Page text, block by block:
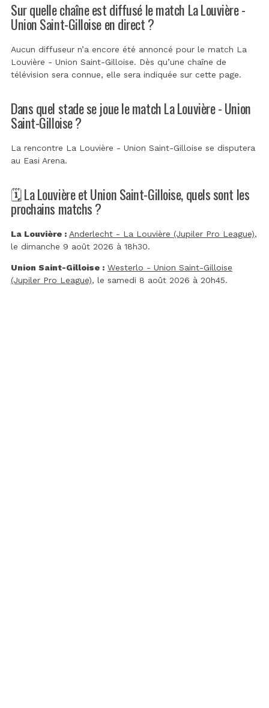
Sur quelle chaîne est diffusé le match La Louvière -
Union Saint-Gilloise en direct ?
Aucun diffuseur n’a encore été annoncé pour le match La
Louvière - Union Saint-Gilloise. Dès qu’une chaîne de
télévision sera connue, elle sera indiquée sur cette page.
Dans quel stade se joue le match La Louvière - Union
Saint-Gilloise ?
La rencontre La Louvière - Union Saint-Gilloise se disputera
au Easi Arena.
🗓️ La Louvière et Union Saint-Gilloise, quels sont les
prochains matchs ?
La Louvière : Anderlecht - La Louvière (Jupiler Pro League),
le dimanche 9 août 2026 à 18h30.
Union Saint-Gilloise : Westerlo - Union Saint-Gilloise
(Jupiler Pro League), le samedi 8 août 2026 à 20h45.